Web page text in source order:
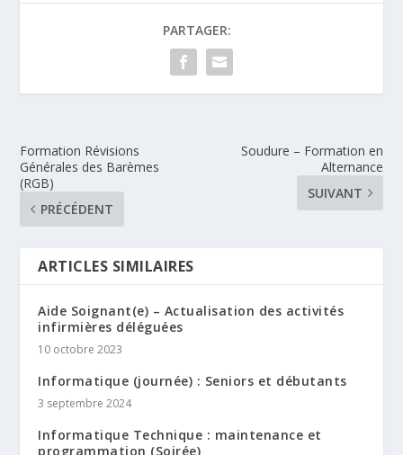
PARTAGER:
Formation Révisions
Générales des Barèmes
(RGB)
PRÉCÉDENT
Soudure – Formation en
Alternance
SUIVANT
ARTICLES SIMILAIRES
Aide Soignant(e) – Actualisation des activités
infirmières déléguées
10 octobre 2023
Informatique (journée) : Seniors et débutants
3 septembre 2024
Informatique Technique : maintenance et
programmation (Soirée)